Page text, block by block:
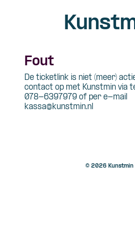
Fout
De ticketlink is niet (meer)
contact op met Kunstmin via
078-6397979 of per e-mail
kassa@kunstmin.nl
© 2026 Kunstmin